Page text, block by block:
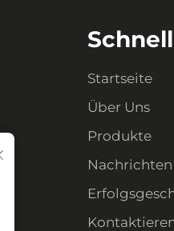
Startseite
Über Uns
Produkte
Nachrichten